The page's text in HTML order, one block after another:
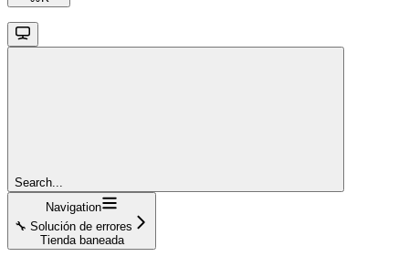
Search...
Navigation
🔧 Solución de errores
Tienda baneada